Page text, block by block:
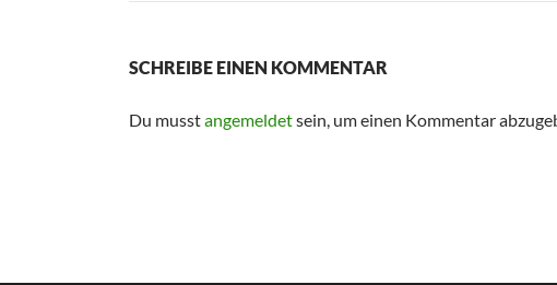
SCHREIBE EINEN KOMMENTAR
Du musstangemeldetsein, um einen Kommentar